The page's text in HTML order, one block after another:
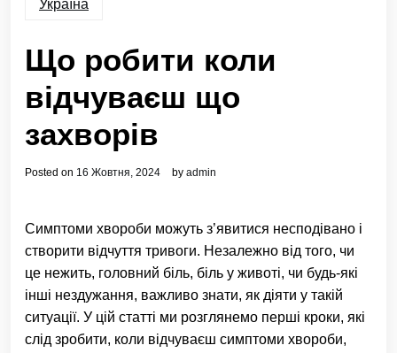
Україна
Що робити коли
відчуваєш що
захворів
Posted on 16 Жовтня, 2024 by admin
Симптоми хвороби можуть з’явитися несподівано і
створити відчуття тривоги. Незалежно від того, чи
це нежить, головний біль, біль у животі, чи будь-які
інші нездужання, важливо знати, як діяти у такій
ситуації. У цій статті ми розглянемо перші кроки, які
слід зробити, коли відчуваєш симптоми хвороби,